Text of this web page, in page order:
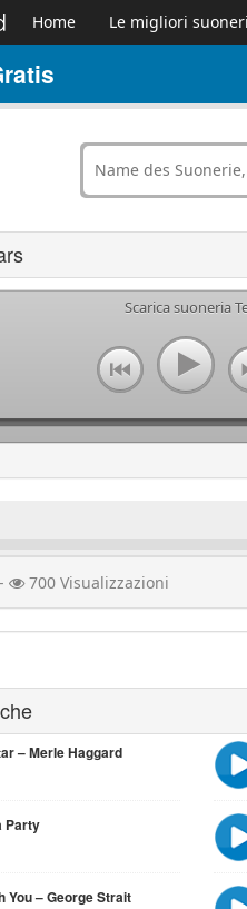
Home Le migliori
Scarica suoneria
700 Visualizzazioni
– Merle Haggard
Party
You – George Strait